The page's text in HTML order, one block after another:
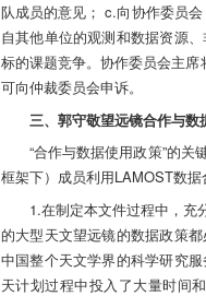
队成员的意见； c.向协作委员
自其他单位的观测和数据资源
标的课题竞争。协作委员会主
可向仲裁委员会申诉。
三、郭守敬望远镜合作与
“合作与数据使用政策”的
框架下）成员利用LAMOST数
1.在制定本文件过程中，充
的大型天文望远镜的数据政策
中国整个天文学界的科学研究
天计划过程中投入了大量时间